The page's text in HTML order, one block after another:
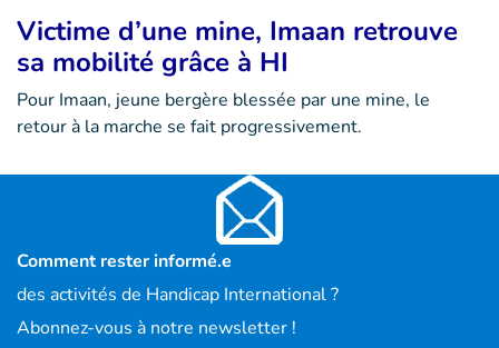
Victime d’une mine, Imaan retrouve
sa mobilité grâce à HI
Pour Imaan, jeune bergère blessée par une mine, le
retour à la marche se fait progressivement.
Comment rester informé.e
des activités de Handicap International ?
Abonnez-vous à notre newsletter !